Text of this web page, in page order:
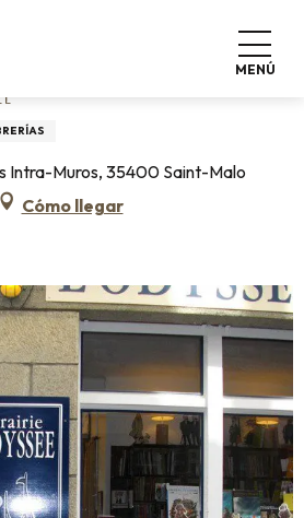
MENÚ
Intra-Muros, 35400 Saint-Malo
Cómo llegar
favoris